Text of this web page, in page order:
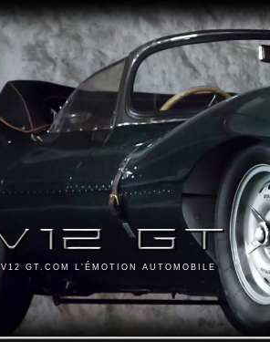
V12 GT.COM L'ÉMOTION AUTOMOBILE